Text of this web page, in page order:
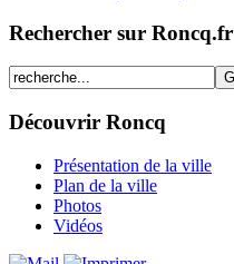
Rechercher sur Roncq.fr
Découvrir Roncq
Présentation de la ville
Plan de la ville
Photos
Vidéos